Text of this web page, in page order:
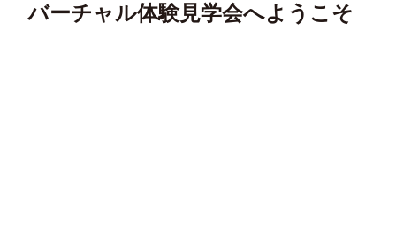
バーチャル体験見学会へようこそ